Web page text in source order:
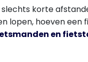
slechts korte
lopen, hoeven een
en